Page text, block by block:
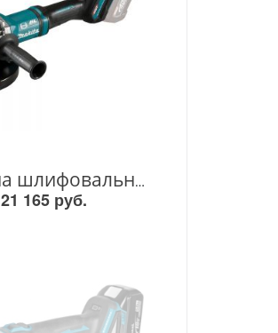
Машина шлифовальная угловая аккум. XGT BL 40В, 180 мм, 7800 об/мин, клавиша GA037GZ GA037GZ
21 165 руб.